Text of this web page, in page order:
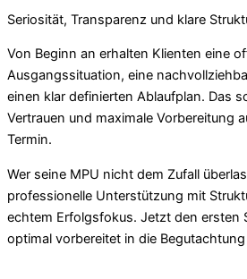
Seriosität, Transparenz und klare
Von Beginn an erhalten Klienten eine
Ausgangssituation, eine
einen klar definierten Ablaufplan. Das
Vertrauen und maximale Vorbereitung
Termin.
Wer seine MPU nicht dem Zufall
professionelle Unterstützung mit
echtem Erfolgsfokus. Jetzt den ersten
optimal vorbereitet in die